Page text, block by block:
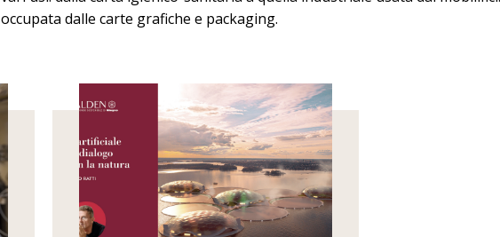
occupata dalle carte grafiche e packaging.